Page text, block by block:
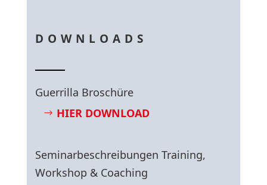
DOWNLOADS
Guerrilla Broschüre
HIER DOWNLOAD
Seminarbeschreibungen Training,
Workshop & Coaching